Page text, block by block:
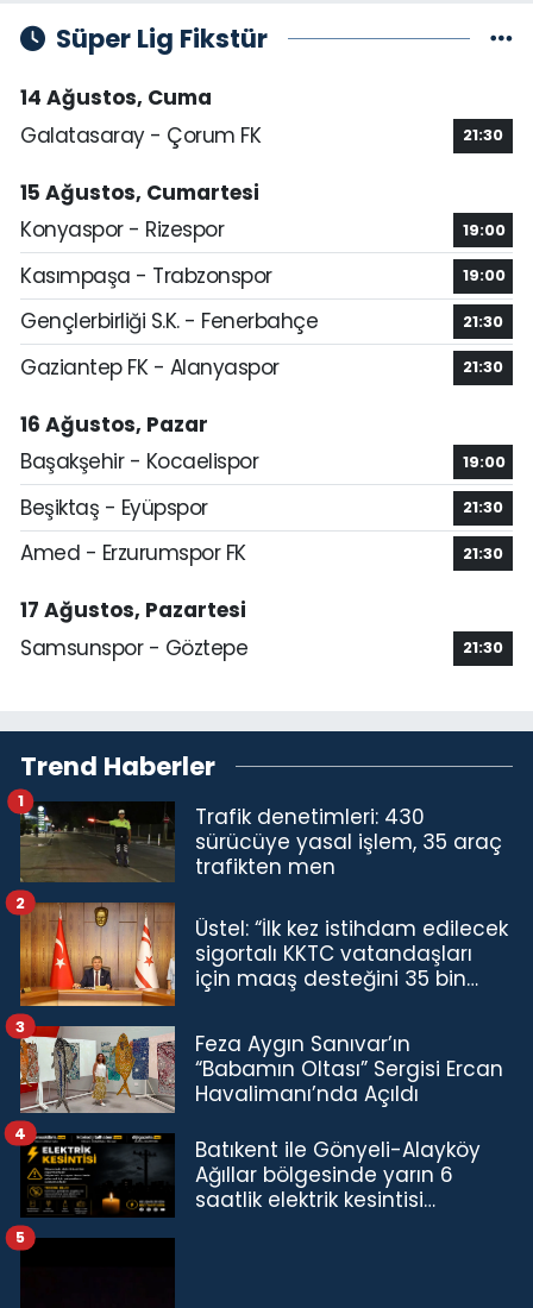
Süper Lig Fikstür
14 Ağustos, Cuma
Galatasaray - Çorum FK
21:30
15 Ağustos, Cumartesi
Konyaspor - Rizespor
19:00
Kasımpaşa - Trabzonspor 19:00
Gençlerbirliği S.K. - Fenerbahçe 21:30
Gaziantep FK - Alanyaspor 21:30
16 Ağustos, Pazar
Başakşehir - Kocaelispor
19:00
Beşiktaş - Eyüpspor 21:30
Amed - Erzurumspor FK 21:30
17 Ağustos, Pazartesi
Samsunspor - Göztepe
21:30
Trend Haberler
Trafik denetimleri: 430
sürücüye yasal işlem, 35 araç
trafikten men
1
Üstel: “İlk kez istihdam edilecek
sigortalı KKTC vatandaşları
için maaş desteğini 35 bin
2
Feza Aygın Sanıvar’ın
“Babamın Oltası” Sergisi Ercan
Havalimanı’nda Açıldı
3
Batıkent ile Gönyeli-Alayköy
Ağıllar bölgesinde yarın 6
saatlik elektrik kesintisi…
4
5